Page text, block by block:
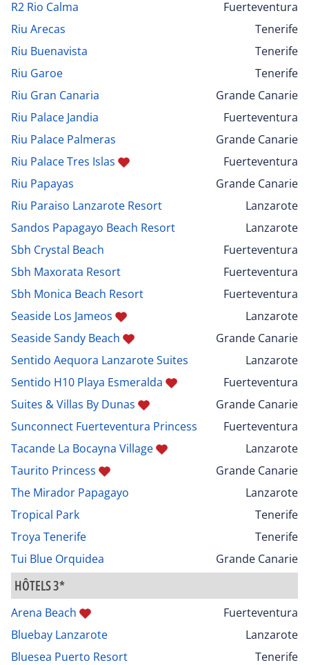
R2 Rio Calma
Fuerteventura
Riu Arecas
Tenerife
Riu Buenavista
Tenerife
Riu Garoe
Tenerife
Riu Gran Canaria
Grande Canarie
Riu Palace Jandia
Fuerteventura
Riu Palace Palmeras
Grande Canarie
Riu Palace Tres Islas
Fuerteventura
Riu Papayas
Grande Canarie
Riu Paraiso Lanzarote Resort
Lanzarote
Sandos Papagayo Beach Resort
Lanzarote
Sbh Crystal Beach
Fuerteventura
Sbh Maxorata Resort
Fuerteventura
Sbh Monica Beach Resort
Fuerteventura
Seaside Los Jameos
Lanzarote
Seaside Sandy Beach
Grande Canarie
Sentido Aequora Lanzarote Suites
Lanzarote
Sentido H10 Playa Esmeralda
Fuerteventura
Suites & Villas By Dunas
Grande Canarie
Sunconnect Fuerteventura Princess
Fuerteventura
Tacande La Bocayna Village
Lanzarote
Taurito Princess
Grande Canarie
The Mirador Papagayo
Lanzarote
Tropical Park
Tenerife
Troya Tenerife
Tenerife
Tui Blue Orquidea
Grande Canarie
HÔTELS 3*
Arena Beach
Fuerteventura
Bluebay Lanzarote
Lanzarote
Bluesea Puerto Resort
Tenerife